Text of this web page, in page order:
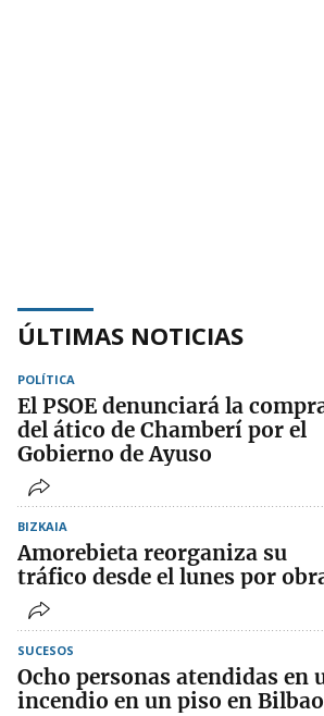
ÚLTIMAS NOTICIAS
POLÍTICA
El PSOE denunciará la
del ático de Chamberí por el
Gobierno de Ayuso
BIZKAIA
Amorebieta reorganiza su
tráfico desde el lunes por
SUCESOS
Ocho personas atendidas en
incendio en un piso en Bilbao